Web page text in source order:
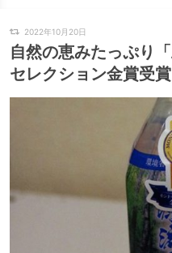
2022年10月20日
自然の恵みたっぷり
セレクション金賞受賞